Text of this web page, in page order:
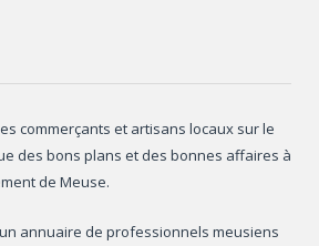
commerçants et artisans locaux sur le
des bons plans et des bonnes affaires à
de Meuse.
annuaire de professionnels meusiens